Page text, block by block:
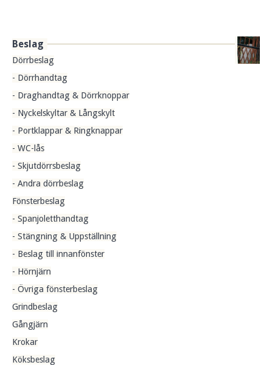
Beslag
Dörrbeslag
- Dörrhandtag
- Draghandtag & Dörrknoppar
- Nyckelskyltar & Långskylt
- Portklappar & Ringknappar
- WC-lås
- Skjutdörrsbeslag
- Andra dörrbeslag
Fönsterbeslag
- Spanjoletthandtag
- Stängning & Uppställning
- Beslag till innanfönster
- Hörnjärn
- Övriga fönsterbeslag
Grindbeslag
Gångjärn
Krokar
Köksbeslag